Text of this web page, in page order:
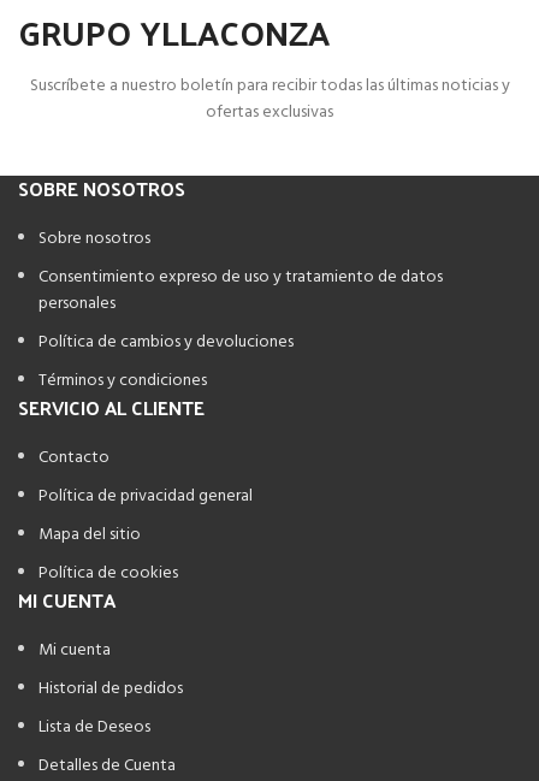
GRUPO YLLACONZA
Suscríbete a nuestro boletín para recibir todas las últimas noticias y
ofertas exclusivas
SOBRE NOSOTROS
Sobre nosotros
Consentimiento expreso de uso y tratamiento de datos
personales
Política de cambios y devoluciones
Términos y condiciones
SERVICIO AL CLIENTE
Contacto
Política de privacidad general
Mapa del sitio
Política de cookies
MI CUENTA
Mi cuenta
Historial de pedidos
Lista de Deseos
Detalles de Cuenta